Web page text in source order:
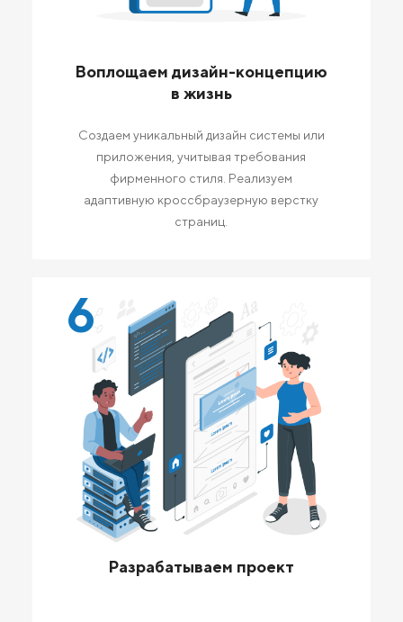
Воплощаем дизайн-концепцию
в жизнь
Создаем уникальный дизайн системы или
приложения, учитывая требования
фирменного стиля. Реализуем
адаптивную кроссбраузерную верстку
страниц.
6
Разрабатываем проект